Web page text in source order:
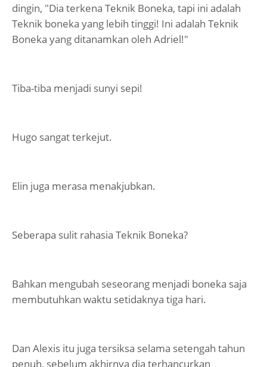
dingin, "Dia terkena Teknik Boneka, tapi ini adalah
Teknik boneka yang lebih tinggi! Ini adalah Teknik
Boneka yang ditanamkan oleh Adriel!"
Tiba-tiba menjadi sunyi sepi!
Hugo sangat terkejut.
Elin juga merasa menakjubkan.
Seberapa sulit rahasia Teknik Boneka?
Bahkan mengubah seseorang menjadi boneka saja
membutuhkan waktu setidaknya tiga hari.
Dan Alexis itu juga tersiksa selama setengah tahun
penuh, sebelum akhirnya dia terhancurkan